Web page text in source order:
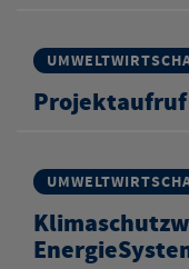
Projektaufruf